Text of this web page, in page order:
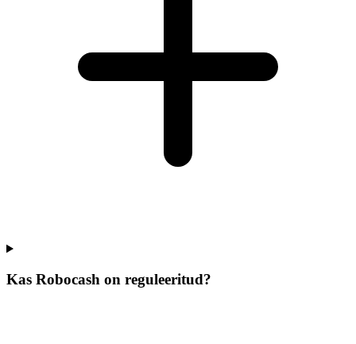
Kas Robocash on reguleeritud?